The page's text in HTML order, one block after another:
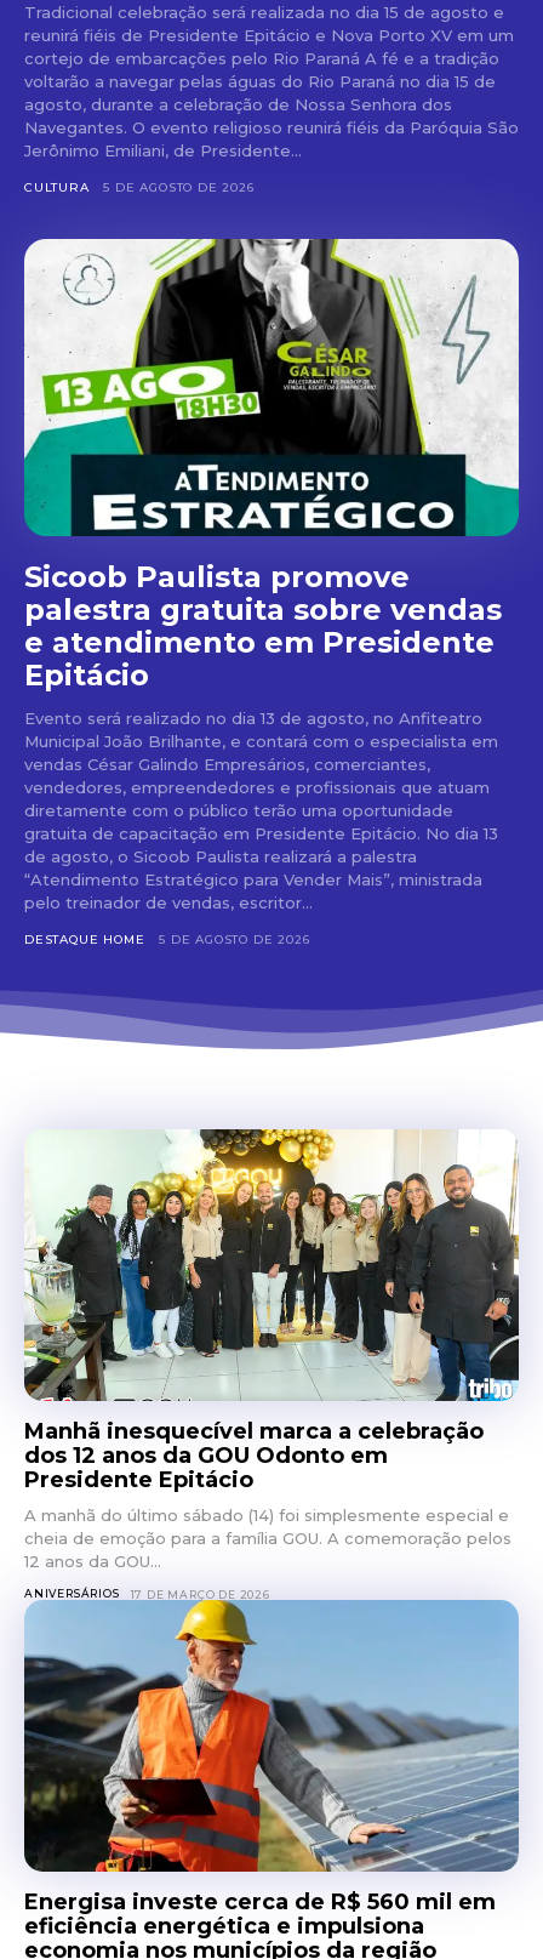
Tradicional celebração será realizada no dia 15 de agosto e
reunirá fiéis de Presidente Epitácio e Nova Porto XV em um
cortejo de embarcações pelo Rio Paraná A fé e a tradição
voltarão a navegar pelas águas do Rio Paraná no dia 15 de
agosto, durante a celebração de Nossa Senhora dos
Navegantes. O evento religioso reunirá fiéis da Paróquia São
Jerônimo Emiliani, de Presidente...
CULTURA 5 DE AGOSTO DE 2026
Sicoob Paulista promove
palestra gratuita sobre vendas
e atendimento em Presidente
Epitácio
Evento será realizado no dia 13 de agosto, no Anfiteatro
Municipal João Brilhante, e contará com o especialista em
vendas César Galindo Empresários, comerciantes,
vendedores, empreendedores e profissionais que atuam
diretamente com o público terão uma oportunidade
gratuita de capacitação em Presidente Epitácio. No dia 13
de agosto, o Sicoob Paulista realizará a palestra
“Atendimento Estratégico para Vender Mais”, ministrada
pelo treinador de vendas, escritor...
DESTAQUE HOME 5 DE AGOSTO DE 2026
Manhã inesquecível marca a celebração
dos 12 anos da GOU Odonto em
Presidente Epitácio
A manhã do último sábado (14) foi simplesmente especial e
cheia de emoção para a família GOU. A comemoração pelos
12 anos da GOU...
ANIVERSÁRIOS 17 DE MARÇO DE 2026
Energisa investe cerca de R$ 560 mil em
eficiência energética e impulsiona
economia nos municípios da região